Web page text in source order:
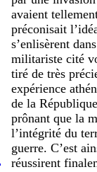
avaient
préconisait
s’enlisèrent
militariste cité
tiré de très
expérience
de la
prônant que la
l’intégrité du
guerre. C’est
réussirent